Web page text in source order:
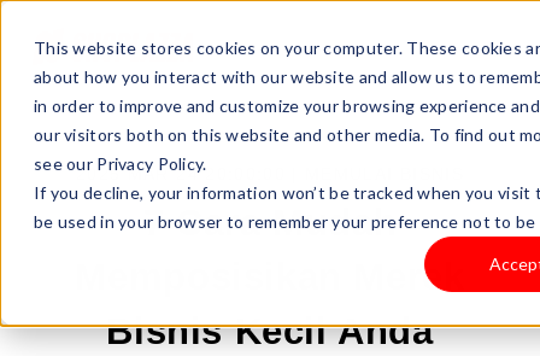
This website stores cookies on your computer. These cookies
about how you interact with our website and allow us to
in order to improve and customize your browsing experience
our visitors both on this website and other media. To find out
see our Privacy Policy.
If you decline, your information won’t be tracked when you
be used in your browser to remember your preference not to
2025 MAR 24 20:00:00 |
7 Cara Mudah
Memposisikan Merek
Bisnis Kecil Anda